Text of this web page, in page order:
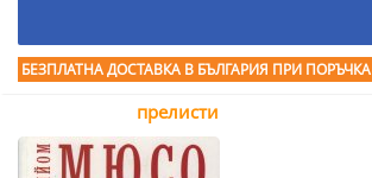
БЕЗПЛАТНА ДОСТАВКА В БЪЛГАРИЯ ПРИ ПОРЪЧКА
прелисти